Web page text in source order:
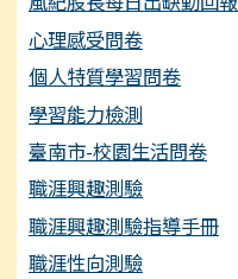
心理感受問卷
個人特質學習問卷
學習能力檢測
臺南市-校園生活問卷
職涯興趣測驗
職涯興趣測驗指導手冊
職涯性向測驗